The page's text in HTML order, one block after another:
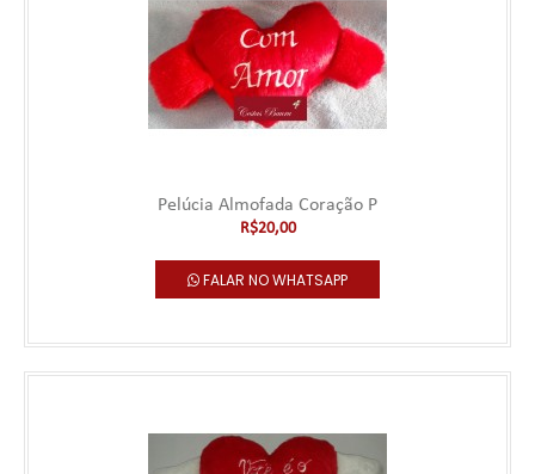
Pelúcia Almofada Coração P
R$20,00
FALAR NO WHATSAPP